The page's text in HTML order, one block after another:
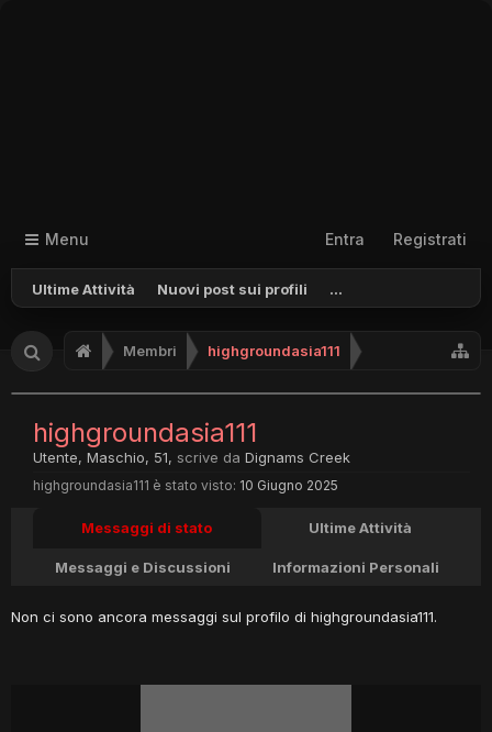
Menu
Ultime Attività Nuovi post sui profili ...
Entra Registrati
Membri highgroundasia111
highgroundasia111
Utente, Maschio, 51, scrive da Dignams Creek
highgroundasia111 è stato visto: 10 Giugno 2025
Messaggi di stato Ultime Attività
Messaggi e Discussioni Informazioni Personali
Non ci sono ancora messaggi sul profilo di highgroundasia111.